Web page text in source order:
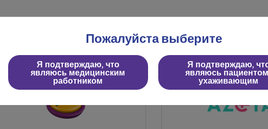
Пожалуйста выберите
Я подтверждаю, что
являюсь медицинским
работником
Я подтверждаю,
являюсь
ухаживающим